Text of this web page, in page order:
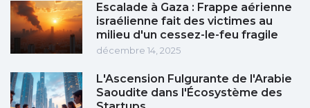
Escalade à Gaza : Frappe aérienne
israélienne fait des victimes au
milieu d'un cessez-le-feu fragile
décembre 14, 2025
L'Ascension Fulgurante de l'Arabie
Saoudite dans l'Écosystème des